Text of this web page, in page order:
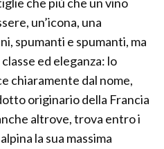
un’icona, una
spumanti e spumanti, ma
ed eleganza: lo
chiaramente dal nome,
originario della Francia
altrove, trova entro i
la sua massima